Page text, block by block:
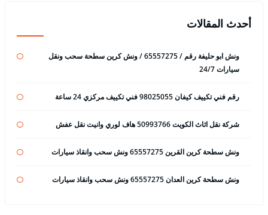
أحدث المقالات
ونش ابو حليفة رقم / 65557275 / ونش كرين سطحة سحب ونقل
سيارات 24/7
رقم فني تكييف كيفان 98025055 فني تكييف مركزي 24 ساعة
شركة نقل اثاث الكويت 50993766 هاف لوري وانيت نقل عفش
ونش سطحة كرين القرين 65557275 ونش سحب وانقاذ سيارات
ونش سطحة كرين العدان 65557275 ونش سحب وانقاذ سيارات